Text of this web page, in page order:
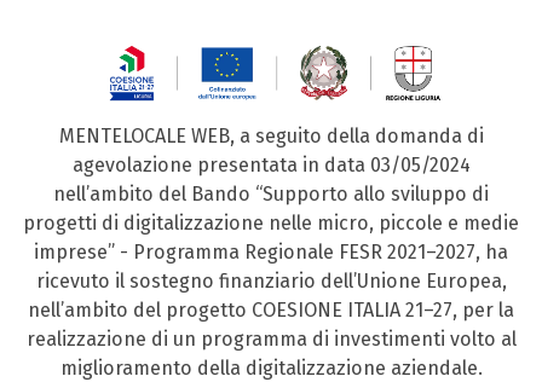
MENTELOCALE WEB, a seguito della domanda di
agevolazione presentata in data 03/05/2024
nell’ambito del Bando “Supporto allo sviluppo di
progetti di digitalizzazione nelle micro, piccole e medie
imprese” - Programma Regionale FESR 2021–2027, ha
ricevuto il sostegno finanziario dell’Unione Europea,
nell’ambito del progetto COESIONE ITALIA 21–27, per la
realizzazione di un programma di investimenti volto al
miglioramento della digitalizzazione aziendale.